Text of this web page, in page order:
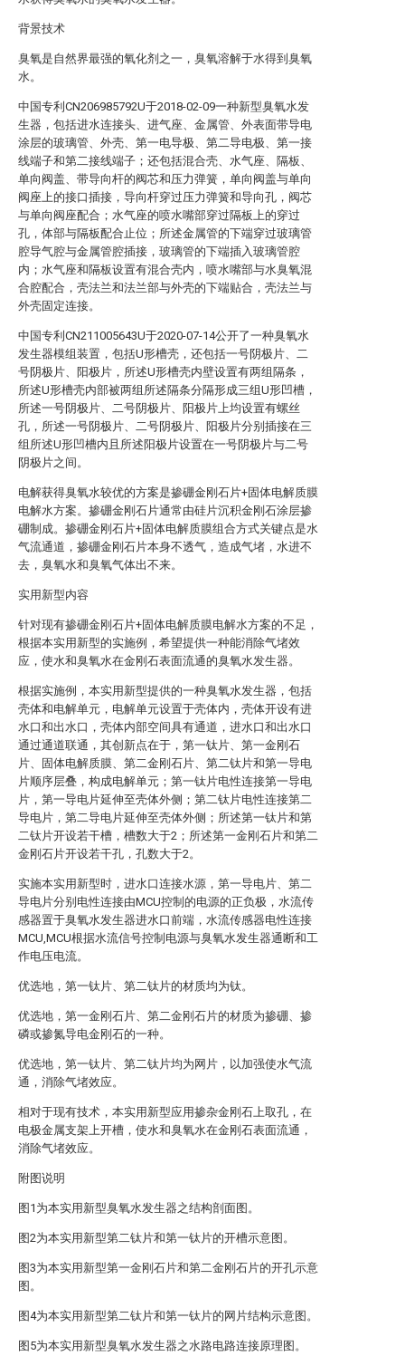
背景技术
臭氧是自然界最强的氧化剂之一，臭氧溶解于水得到臭氧
水。
中国专利CN206985792U于2018-02-09一种新型臭氧水发
生器，包括进水连接头、进气座、金属管、外表面带导电
涂层的玻璃管、外壳、第一电导极、第二导电极、第一接
线端子和第二接线端子；还包括混合壳、水气座、隔板、
单向阀盖、带导向杆的阀芯和压力弹簧，单向阀盖与单向
阀座上的接口插接，导向杆穿过压力弹簧和导向孔，阀芯
与单向阀座配合；水气座的喷水嘴部穿过隔板上的穿过
孔，体部与隔板配合止位；所述金属管的下端穿过玻璃管
腔导气腔与金属管腔插接，玻璃管的下端插入玻璃管腔
内；水气座和隔板设置有混合壳内，喷水嘴部与水臭氧混
合腔配合，壳法兰和法兰部与外壳的下端贴合，壳法兰与
外壳固定连接。
中国专利CN211005643U于2020-07-14公开了一种臭氧水
发生器模组装置，包括U形槽壳，还包括一号阴极片、二
号阴极片、阳极片，所述U形槽壳内壁设置有两组隔条，
所述U形槽壳内部被两组所述隔条分隔形成三组U形凹槽，
所述一号阴极片、二号阴极片、阳极片上均设置有螺丝
孔，所述一号阴极片、二号阴极片、阳极片分别插接在三
组所述U形凹槽内且所述阳极片设置在一号阴极片与二号
阴极片之间。
电解获得臭氧水较优的方案是掺硼金刚石片+固体电解质膜
电解水方案。掺硼金刚石片通常由硅片沉积金刚石涂层掺
硼制成。掺硼金刚石片+固体电解质膜组合方式关键点是水
气流通道，掺硼金刚石片本身不透气，造成气堵，水进不
去，臭氧水和臭氧气体出不来。
实用新型内容
针对现有掺硼金刚石片+固体电解质膜电解水方案的不足，
根据本实用新型的实施例，希望提供一种能消除气堵效
应，使水和臭氧水在金刚石表面流通的臭氧水发生器。
根据实施例，本实用新型提供的一种臭氧水发生器，包括
壳体和电解单元，电解单元设置于壳体内，壳体开设有进
水口和出水口，壳体内部空间具有通道，进水口和出水口
通过通道联通，其创新点在于，第一钛片、第一金刚石
片、固体电解质膜、第二金刚石片、第二钛片和第一导电
片顺序层叠，构成电解单元；第一钛片电性连接第一导电
片，第一导电片延伸至壳体外侧；第二钛片电性连接第二
导电片，第二导电片延伸至壳体外侧；所述第一钛片和第
二钛片开设若干槽，槽数大于2；所述第一金刚石片和第二
金刚石片开设若干孔，孔数大于2。
实施本实用新型时，进水口连接水源，第一导电片、第二
导电片分别电性连接由MCU控制的电源的正负极，水流传
感器置于臭氧水发生器进水口前端，水流传感器电性连接
MCU,MCU根据水流信号控制电源与臭氧水发生器通断和工
作电压电流。
优选地，第一钛片、第二钛片的材质均为钛。
优选地，第一金刚石片、第二金刚石片的材质为掺硼、掺
磷或掺氮导电金刚石的一种。
优选地，第一钛片、第二钛片均为网片，以加强使水气流
通，消除气堵效应。
相对于现有技术，本实用新型应用掺杂金刚石上取孔，在
电极金属支架上开槽，使水和臭氧水在金刚石表面流通，
消除气堵效应。
附图说明
图1为本实用新型臭氧水发生器之结构剖面图。
图2为本实用新型第二钛片和第一钛片的开槽示意图。
图3为本实用新型第一金刚石片和第二金刚石片的开孔示意
图。
图4为本实用新型第二钛片和第一钛片的网片结构示意图。
图5为本实用新型臭氧水发生器之水路电路连接原理图。